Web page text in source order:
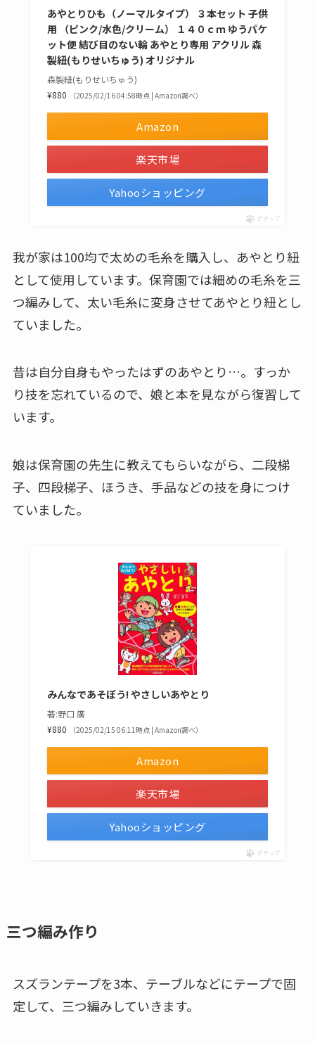
あやとりひも（ノーマルタイプ） ３本セット 子供
用 （ピンク/水色/クリーム） １４０ｃｍ ゆうパケ
ット便 結び目のない輪 あやとり専用 アクリル 森
製紐(もりせいちゅう) オリジナル
森製紐(もりせいちゅう)
¥880
（2025/02/16 04:58時点 | Amazon調べ）
Amazon
楽天市場
Yahooショッピング
ポチップ
我が家は100均で太めの毛糸を購入し、あやとり紐
として使用しています。保育園では細めの毛糸を三
つ編みして、太い毛糸に変身させてあやとり紐とし
ていました。
昔は自分自身もやったはずのあやとり…。すっか
り技を忘れているので、娘と本を見ながら復習して
います。
娘は保育園の先生に教えてもらいながら、二段梯
子、四段梯子、ほうき、手品などの技を身につけ
ていました。
みんなであそぼう! やさしいあやとり
著:野口 廣
¥880
（2025/02/15 06:11時点 | Amazon調べ）
Amazon
楽天市場
Yahooショッピング
ポチップ
三つ編み作り
スズランテープを3本、テーブルなどにテープで固
定して、三つ編みしていきます。